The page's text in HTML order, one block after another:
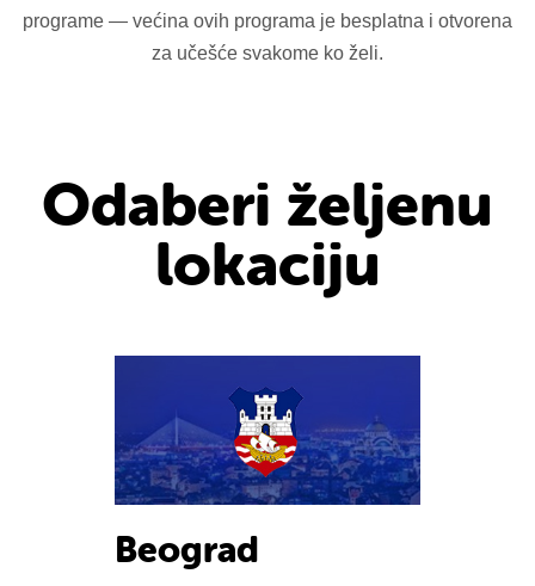
programe — većina ovih programa je besplatna i otvorena
za učešće svakome ko želi.
Odaberi željenu
lokaciju
Beograd